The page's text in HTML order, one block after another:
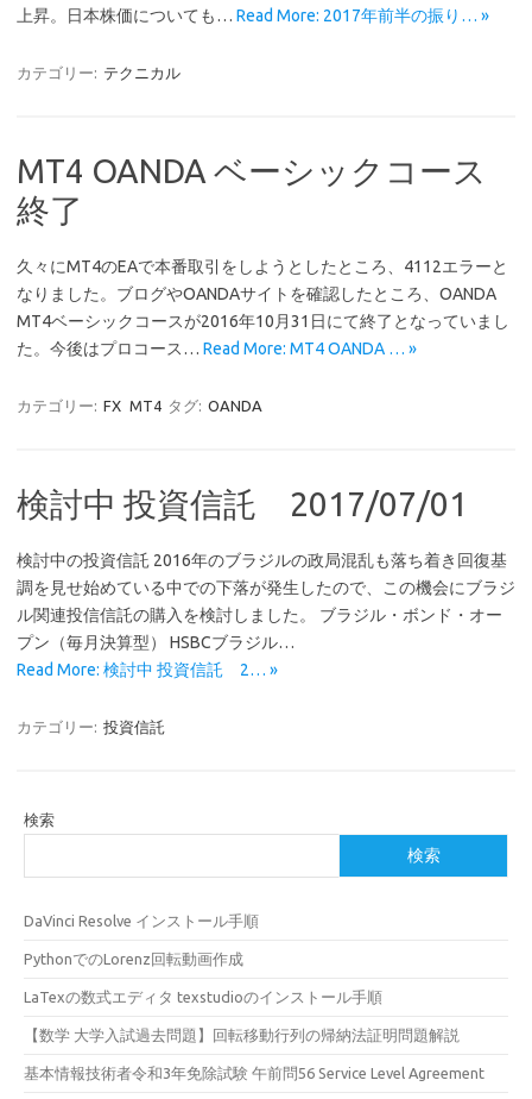
上昇。日本株価についても… Read More: 2017年前半の振り… »
カテゴリー: テクニカル
MT4 OANDA ベーシックコース
終了
久々にMT4のEAで本番取引をしようとしたところ、4112エラーと
なりました。ブログやOANDAサイトを確認したところ、OANDA
MT4ベーシックコースが2016年10月31日にて終了となっていまし
た。今後はプロコース… Read More: MT4 OANDA … »
カテゴリー: FX MT4 タグ: OANDA
検討中 投資信託 2017/07/01
検討中の投資信託 2016年のブラジルの政局混乱も落ち着き回復基
調を見せ始めている中での下落が発生したので、この機会にブラジ
ル関連投信信託の購入を検討しました。 ブラジル・ボンド・オー
プン（毎月決算型） HSBCブラジル…
Read More: 検討中 投資信託 2… »
カテゴリー: 投資信託
検索
検索
DaVinci Resolve インストール手順
PythonでのLorenz回転動画作成
LaTexの数式エディタ texstudioのインストール手順
【数学 大学入試過去問題】回転移動行列の帰納法証明問題解説
基本情報技術者令和3年免除試験 午前問56 Service Level Agreement